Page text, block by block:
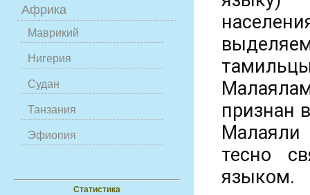
Африка
Маврикий
Нигерия
Судан
Танзания
Эфиопия
Статистика
признан
тесно
языком.